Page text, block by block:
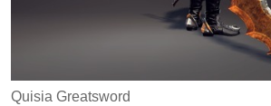
Quisia Greatsword